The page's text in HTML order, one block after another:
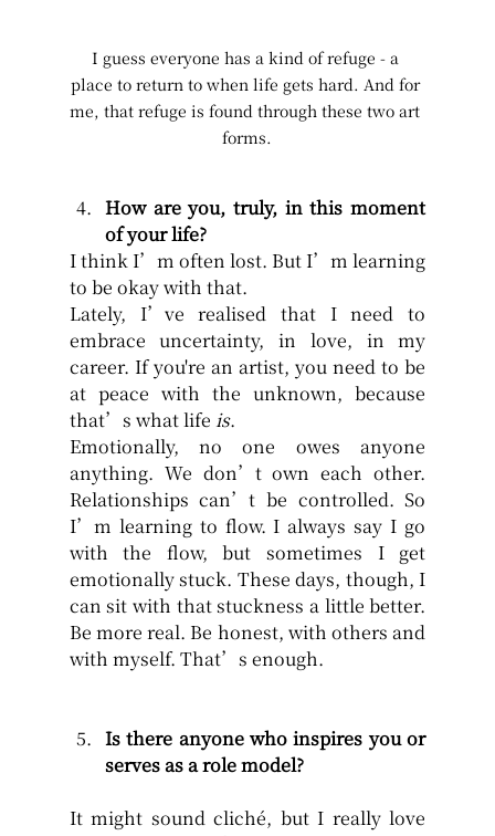
I guess everyone has a kind of refuge - a
place to return to when life gets hard. And for
me, that refuge is found through these two art
forms.
How are you, truly, in this moment
of your life?
I think I’m often lost. But I’m learning
to be okay with that.
Lately, I’ve realised that I need to
embrace uncertainty, in love, in my
career. If you're an artist, you need to be
at peace with the unknown, because
that’s what life is.
Emotionally, no one owes anyone
anything. We don’t own each other.
Relationships can’t be controlled. So
I’m learning to flow. I always say I go
with the flow, but sometimes I get
emotionally stuck. These days, though, I
can sit with that stuckness a little better.
Be more real. Be honest, with others and
with myself. That’s enough.
Is there anyone who inspires you or
serves as a role model?
It might sound cliché, but I really love